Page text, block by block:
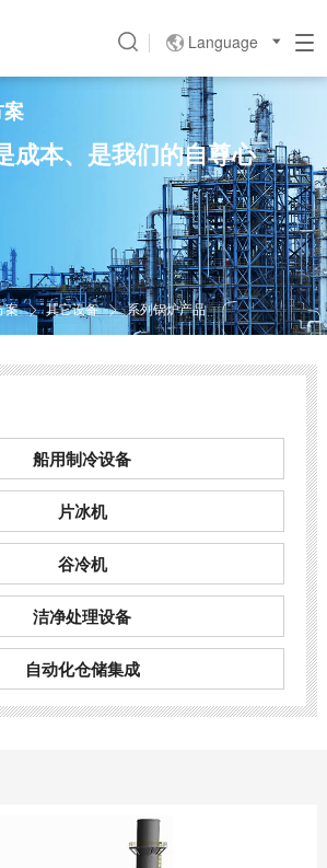
Language 
成本、是我们的自尊心
案  其它设备  系列锅炉产品
船用制冷设备
片冰机
谷冷机
洁净处理设备
自动化仓储集成